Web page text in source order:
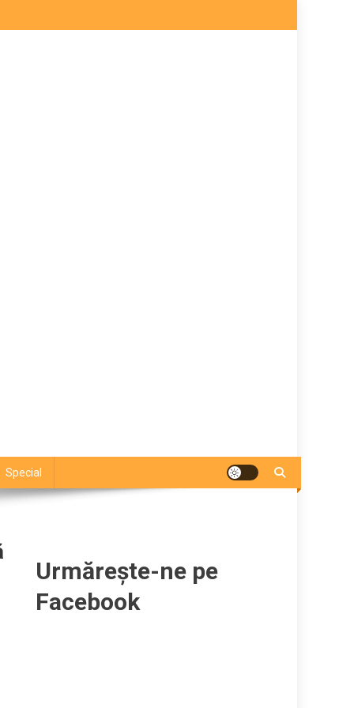
Special
Urmărește-ne pe
Facebook